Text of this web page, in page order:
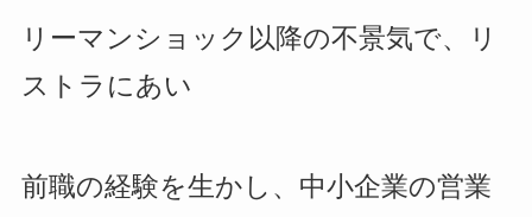
リーマンショック以降の不景気で、リ
ストラにあい
前職の経験を生かし、中小企業の営業